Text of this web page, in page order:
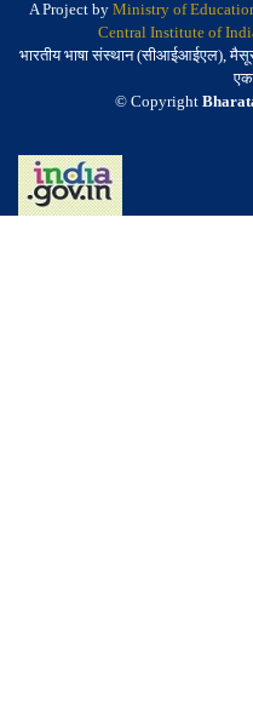
A Project by Ministry of
Central Institute of
भारतीय भाषा संस्थान (सीआईआईएल), मैसूर
एक
© Copyright